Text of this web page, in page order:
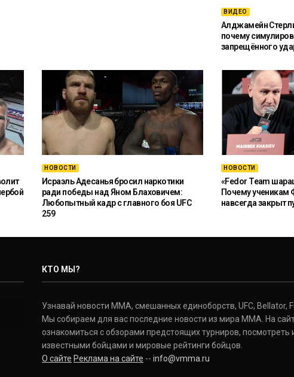
ВИДЕО
Алджамейн
почему
запрещённого
НОВОСТИ
Исраэль Адесанья бросил наркотики
ради победы над Яном Блаховичем:
Любопытный кадр с главного боя UFC
259
НОВОСТИ
«Fedor Team
Почему ученикам
навсегда закрыт
КТО МЫ?
Узнавай новости ММА, смешанных единоборств, UFC, Bellator,
Мы собираем для вас последние новости из мира ММА. На
ознакомиться с обзорами предстоящих турниров, посмотреть
известными бойцами и мировые рейтинги бойцов.
О сайте Реклама на сайте -- info@vmma.ru